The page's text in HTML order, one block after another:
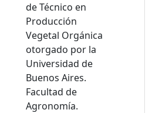
de Técnico en
Producción
Vegetal Orgánica
otorgado por la
Universidad de
Buenos Aires.
Facultad de
Agronomía.